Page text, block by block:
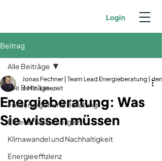
Login
Beitrag
Alle Beiträge
Förderungen und Beratung
Erneuerbare Energien
Klimawandel und Nachhaltigkeit
Energieeffizienz
Alle Beiträge
Energieberatung: Was
Sie wissen müssen
Jonas Fechner | Team Lead Energieberatung |
4 Min. Lesezeit